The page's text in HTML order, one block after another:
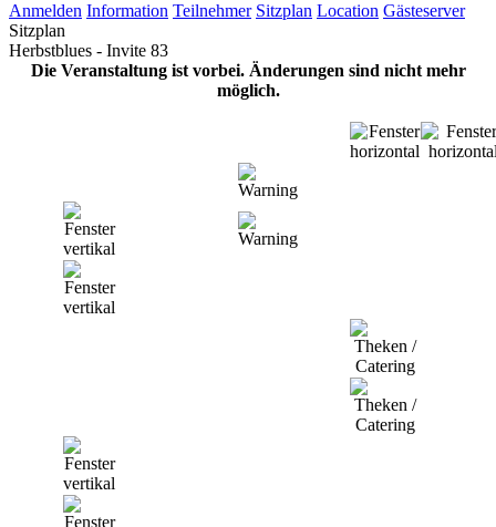
Anmelden Information Teilnehmer Sitzplan Location Gästeserver
Sitzplan
Herbstblues - Invite 83
Die Veranstaltung ist vorbei. Änderungen sind nicht mehr
möglich.